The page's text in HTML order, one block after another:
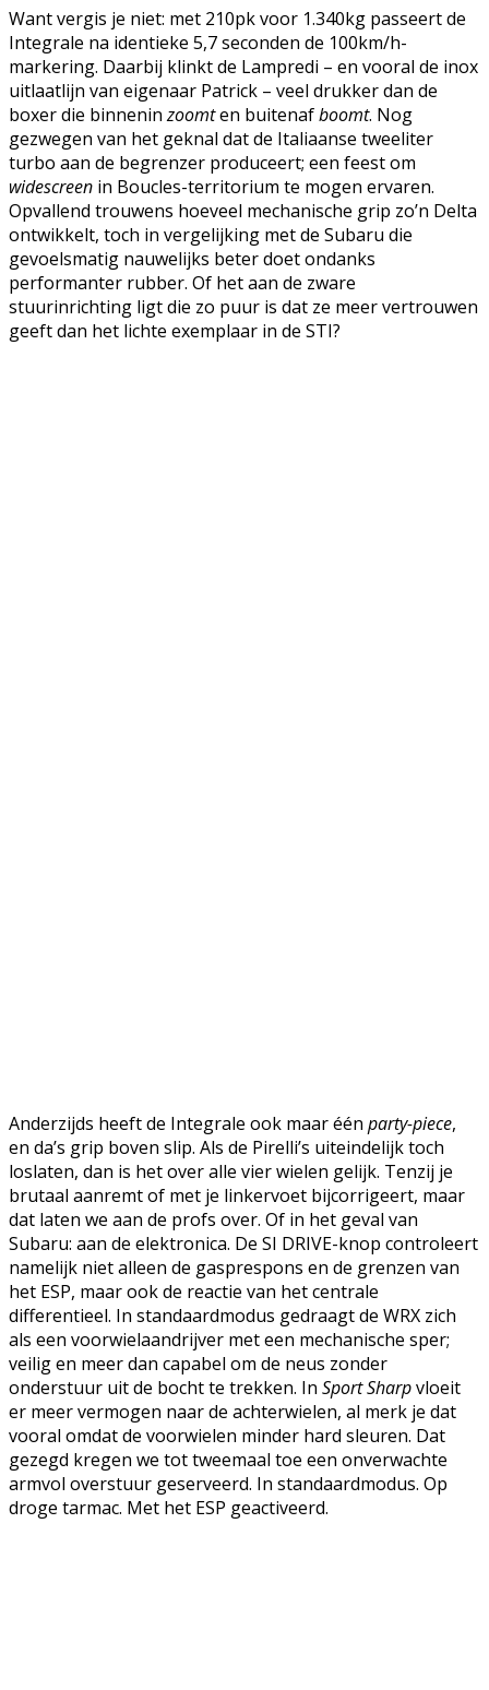
Want vergis je niet: met 210pk voor 1.340kg passeert de
Integrale na identieke 5,7 seconden de 100km/h-
markering. Daarbij klinkt de Lampredi – en vooral de inox
uitlaatlijn van eigenaar Patrick – veel drukker dan de
boxer die binneninzoomten buitenafboomt. Nog
gezwegen van het geknal dat de Italiaanse tweeliter
turbo aan de begrenzer produceert; een feest om
widescreen in Boucles-territorium te mogen ervaren.
Opvallend trouwens hoeveel mechanische grip zo’n Delta
ontwikkelt, toch in vergelijking met de Subaru die
gevoelsmatig nauwelijks beter doet ondanks
performanter rubber. Of het aan de zware
stuurinrichting ligt die zo puur is dat ze meer vertrouwen
geeft dan het lichte exemplaar in de STI?
Anderzijds heeft de Integrale ook maar één party-piece,
en da’s grip boven slip. Als de Pirelli’s uiteindelijk toch
loslaten, dan is het over alle vier wielen gelijk. Tenzij je
brutaal aanremt of met je linkervoet bijcorrigeert, maar
dat laten we aan de profs over. Of in het geval van
Subaru: aan de elektronica. De SI DRIVE-knop controleert
namelijk niet alleen de gasprespons en de grenzen van
het ESP, maar ook de reactie van het centrale
differentieel. In standaardmodus gedraagt de WRX zich
als een voorwielaandrijver met een mechanische sper;
veilig en meer dan capabel om de neus zonder
onderstuur uit de bocht te trekken. In Sport Sharpvloeit
er meer vermogen naar de achterwielen, al merk je dat
vooral omdat de voorwielen minder hard sleuren. Dat
gezegd kregen we tot tweemaal toe een onverwachte
armvol overstuur geserveerd. In standaardmodus. Op
droge tarmac. Met het ESP geactiveerd.